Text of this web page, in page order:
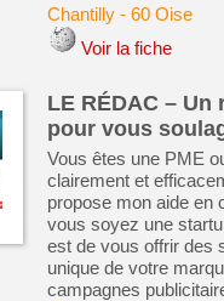
Chantilly- 60 Oise
Voir la fiche
LE RÉDAC –
pour vous
Vous êtes une PME
clairement et
propose mon aide en
vous soyez une
est de vous offrir des
unique de votre
campagnes